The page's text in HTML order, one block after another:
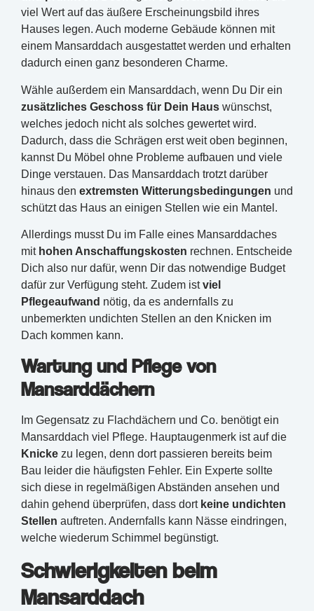
viel Wert auf das äußere Erscheinungsbild ihres
Hauses legen. Auch moderne Gebäude können mit
einem Mansarddach ausgestattet werden und erhalten
dadurch einen ganz besonderen Charme.
Wähle außerdem ein Mansarddach, wenn Du Dir ein
zusätzliches Geschoss für Dein Haus wünschst,
welches jedoch nicht als solches gewertet wird.
Dadurch, dass die Schrägen erst weit oben beginnen,
kannst Du Möbel ohne Probleme aufbauen und viele
Dinge verstauen. Das Mansarddach trotzt darüber
hinaus den extremsten Witterungsbedingungen und
schützt das Haus an einigen Stellen wie ein Mantel.
Allerdings musst Du im Falle eines Mansarddaches
mit hohen Anschaffungskosten rechnen. Entscheide
Dich also nur dafür, wenn Dir das notwendige Budget
dafür zur Verfügung steht. Zudem istviel
Pflegeaufwand nötig, da es andernfalls zu
unbemerkten undichten Stellen an den Knicken im
Dach kommen kann.
Wartung und Pflege von
Mansarddächern
Im Gegensatz zu Flachdächern und Co. benötigt ein
Mansarddach viel Pflege. Hauptaugenmerk ist auf die
Knicke zu legen, denn dort passieren bereits beim
Bau leider die häufigsten Fehler. Ein Experte sollte
sich diese in regelmäßigen Abständen ansehen und
dahin gehend überprüfen, dass dortkeine undichten
Stellen auftreten. Andernfalls kann Nässe eindringen,
welche wiederum Schimmel begünstigt.
Schwierigkeiten beim
Mansarddach